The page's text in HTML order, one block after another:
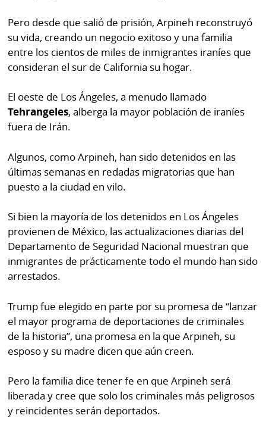
Pero desde que salió de prisión, Arpineh reconstruyó
su vida, creando un negocio exitoso y una familia
entre los cientos de miles de inmigrantes iraníes que
consideran el sur de California su hogar.
El oeste de Los Ángeles, a menudo llamado
Tehrangeles, alberga la mayor población de iraníes
fuera de Irán.
Algunos, como Arpineh, han sido detenidos en las
últimas semanas en redadas migratorias que han
puesto a la ciudad en vilo.
Si bien la mayoría de los detenidos en Los Ángeles
provienen de México, las actualizaciones diarias del
Departamento de Seguridad Nacional muestran que
inmigrantes de prácticamente todo el mundo han sido
arrestados.
Trump fue elegido en parte por su promesa de “lanzar
el mayor programa de deportaciones de criminales
de la historia”, una promesa en la que Arpineh, su
esposo y su madre dicen que aún creen.
Pero la familia dice tener fe en que Arpineh será
liberada y cree que solo los criminales más peligrosos
y reincidentes serán deportados.